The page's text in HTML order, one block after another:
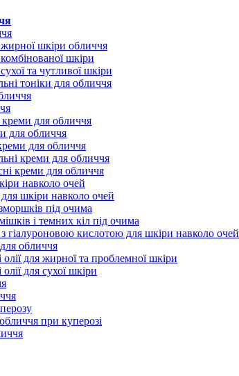
шкіри обличчя
шкіри
та чутливої шкіри
тоніки для обличчя
креми для обличчя
для обличчя
для обличчя
креми для обличчя
креми для обличчя
навколо очей
шкіри навколо очей
під очима
і темних кіл під очима
гіалуроновою кислотою для шкіри навколо очей
обличчя
олії для жирної та проблемної шкіри
олії для сухої шкіри
при куперозі